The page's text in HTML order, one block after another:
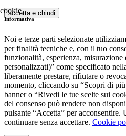
accetta e chiudi
Informativa
Noi e terze parti selezionate
per finalità tecniche e, con il tuo
funzionalità, esperienza,
personalizzati)” come specificato
liberamente prestare, rifiutare o
momento, cliccando su “Scopri di
banner o “Rivedi le tue scelte sui
del consenso può rendere non
pulsante “Accetta” per acconsentire.
continuare senza accettare. Cookie